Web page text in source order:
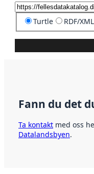
Turtle RDF/XML
Fann du det
Ta kontakt med oss
Datalandsbyen.